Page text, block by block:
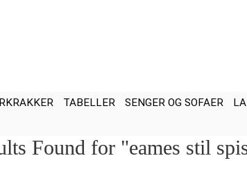
TABELLER SENGER OG SOFAER
Found for "eames stil